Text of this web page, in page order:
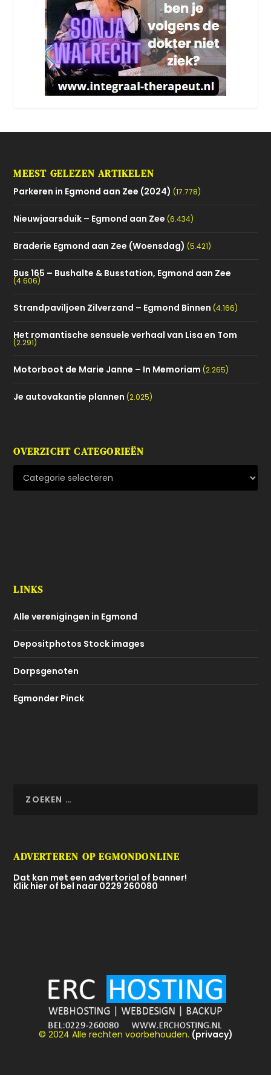
MEEST GELEZEN ARTIKELEN
Parkeren in Egmond aan Zee (2024) (17.778)
Nieuwjaarsduik – Egmond aan Zee (6.434)
Braderie Egmond aan Zee (Woensdag) (5.421)
Bus 165 – Bushalte & Busstation, Egmond aan Zee
(4.606)
Strandpaviljoen Zilverzand – Egmond Binnen (4.166)
Het romantische sensuele verhaal van Lisa en Tom
(2.291)
Motorboot de Marie Janne – In Memoriam (2.265)
Je autovakantie plannen (2.025)
OVERZICHT CATEGORIEËN
LINKS
Alle verenigingen in Egmond
Depositphotos Stock images
Dorpsgenoten
Egmonder Pinck
ADVERTEREN OP EGMONDONLINE
Dat kan met een advertorial of banner!
Klik hier of bel naar 0229 260080
© 2024 Alle rechten voorbehouden. (privacy)